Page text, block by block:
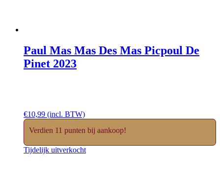
Paul Mas Mas Des Mas Picpoul De
Pinet 2023
€10,99 (incl. BTW)
Verdien 11 punten bij aankoop!
Tijdelijk uitverkocht